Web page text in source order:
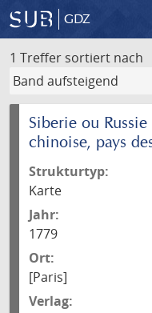
GDZ
1 Treffer sortiert nach
Siberie ou
chinoise, pays
Strukturtyp:
Karte
Jahr:
1779
Ort:
[Paris]
Verlag: